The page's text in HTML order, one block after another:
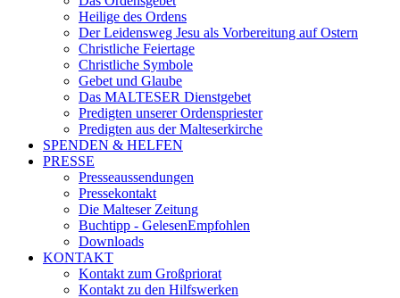
Heilige des Ordens
Der Leidensweg Jesu als Vorbereitung auf Ostern
Christliche Feiertage
Christliche Symbole
Gebet und Glaube
Das MALTESER Dienstgebet
Predigten unserer Ordenspriester
Predigten aus der Malteserkirche
SPENDEN & HELFEN
PRESSE
Presseaussendungen
Pressekontakt
Die Malteser Zeitung
Buchtipp - GelesenEmpfohlen
Downloads
KONTAKT
Kontakt zum Großpriorat
Kontakt zu den Hilfswerken